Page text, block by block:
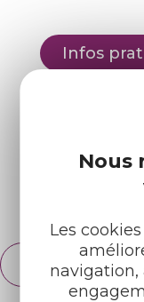
Nous
Les
navigation,
Infos
Nos
Français
English